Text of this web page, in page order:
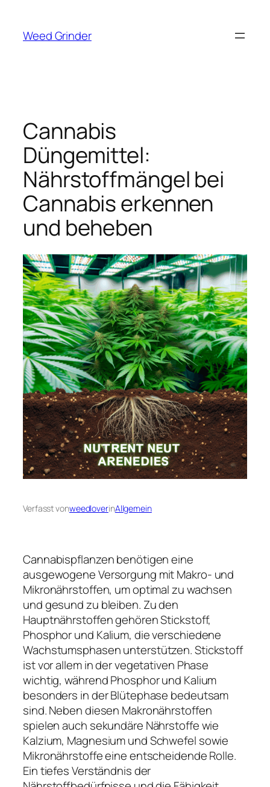
springen
Weed Grinder
Cannabis
Düngemittel:
Nährstoffmängel bei
Cannabis erkennen
und beheben
Verfasst vonweedloverinAllgemein
Cannabispflanzen benötigen eine
ausgewogene Versorgung mit Makro- und
Mikronährstoffen, um optimal zu wachsen
und gesund zu bleiben. Zu den
Hauptnährstoffen gehören Stickstoff,
Phosphor und Kalium, die verschiedene
Wachstumsphasen unterstützen. Stickstoff
ist vor allem in der vegetativen Phase
wichtig, während Phosphor und Kalium
besonders in der Blütephase bedeutsam
sind. Neben diesen Makronährstoffen
spielen auch sekundäre Nährstoffe wie
Kalzium, Magnesium und Schwefel sowie
Mikronährstoffe eine entscheidende Rolle.
Ein tiefes Verständnis der